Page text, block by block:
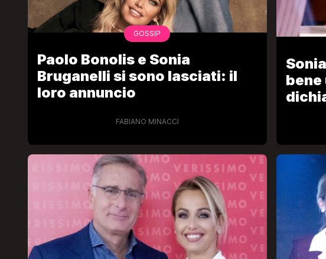
GOSSIP
Paolo Bonolis e Sonia
Bruganelli si sono lasciati: il
loro annuncio
FABIANO MINACCI
bene